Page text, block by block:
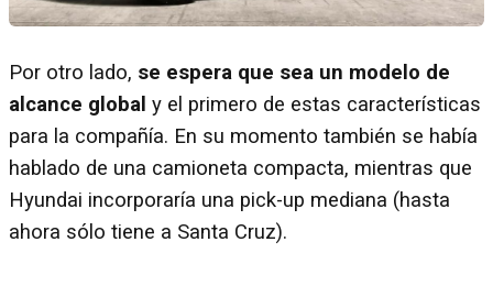
Por otro lado, se espera que sea un modelo de
alcance global y el primero de estas características
para la compañía. En su momento también se había
hablado de una camioneta compacta, mientras que
Hyundai incorporaría una pick-up mediana (hasta
ahora sólo tiene a Santa Cruz).